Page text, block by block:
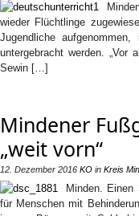
wieder Flüchtlinge
Jugendliche
untergebracht werden. „Vor
Sewin […]
Mindener
„weit vorn“
12. Dezember 2016 KO in Kreis
Minden. Einen
für Menschen mit